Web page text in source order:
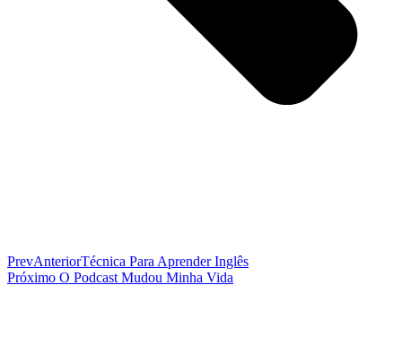
PrevAnteriorTécnica Para Aprender Inglês
Próximo O Podcast Mudou Minha Vida